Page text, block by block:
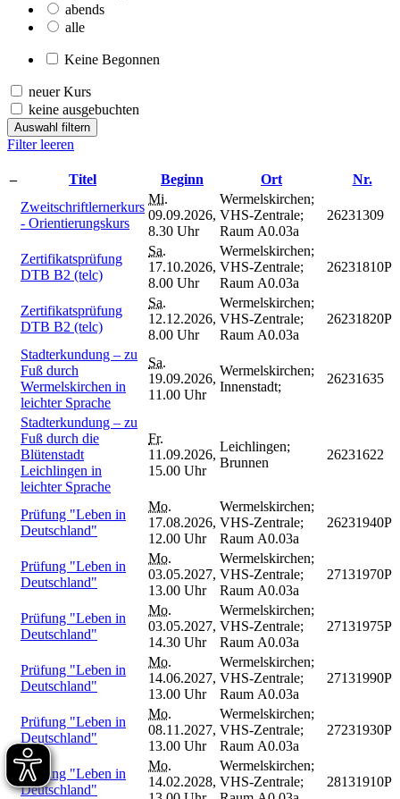
abends
alle
Keine Begonnen
neuer Kurs
keine ausgebuchten
Auswahl filtern
Filter leeren
– Titel Beginn Ort
Nr.
Zweitschriftlernerkurs
- Orientierungskurs
Mi.
09.09.2026,
8.30 Uhr
Wermelskirchen;
VHS-Zentrale;
Raum A0.03a
26231309
Zertifikatsprüfung
DTB B2 (telc)
Sa.
17.10.2026,
8.00 Uhr
Wermelskirchen;
VHS-Zentrale;
Raum A0.03a
26231810P
Zertifikatsprüfung
DTB B2 (telc)
Sa.
12.12.2026,
8.00 Uhr
Wermelskirchen;
VHS-Zentrale;
Raum A0.03a
26231820P
Stadterkundung – zu
Fuß durch
Wermelskirchen in
leichter Sprache
Sa.
19.09.2026,
11.00 Uhr
Wermelskirchen;
Innenstadt;
26231635
Stadterkundung – zu
Fuß durch die
Blütenstadt
Leichlingen in
leichter Sprache
Fr.
11.09.2026,
15.00 Uhr
Leichlingen;
Brunnen
26231622
Prüfung "Leben in
Deutschland"
Mo.
17.08.2026,
12.00 Uhr
Wermelskirchen;
VHS-Zentrale;
Raum A0.03a
26231940P
Prüfung "Leben in
Deutschland"
Mo.
03.05.2027,
13.00 Uhr
Wermelskirchen;
VHS-Zentrale;
Raum A0.03a
27131970P
Prüfung "Leben in
Deutschland"
Mo.
03.05.2027,
14.30 Uhr
Wermelskirchen;
VHS-Zentrale;
Raum A0.03a
27131975P
Prüfung "Leben in
Deutschland"
Mo.
14.06.2027,
13.00 Uhr
Wermelskirchen;
VHS-Zentrale;
Raum A0.03a
27131990P
Prüfung "Leben in
Deutschland"
Mo.
08.11.2027,
13.00 Uhr
Wermelskirchen;
VHS-Zentrale;
Raum A0.03a
27231930P
Prüfung "Leben in
Deutschland"
Mo.
14.02.2028,
Wermelskirchen;
VHS-Zentrale;
28131910P